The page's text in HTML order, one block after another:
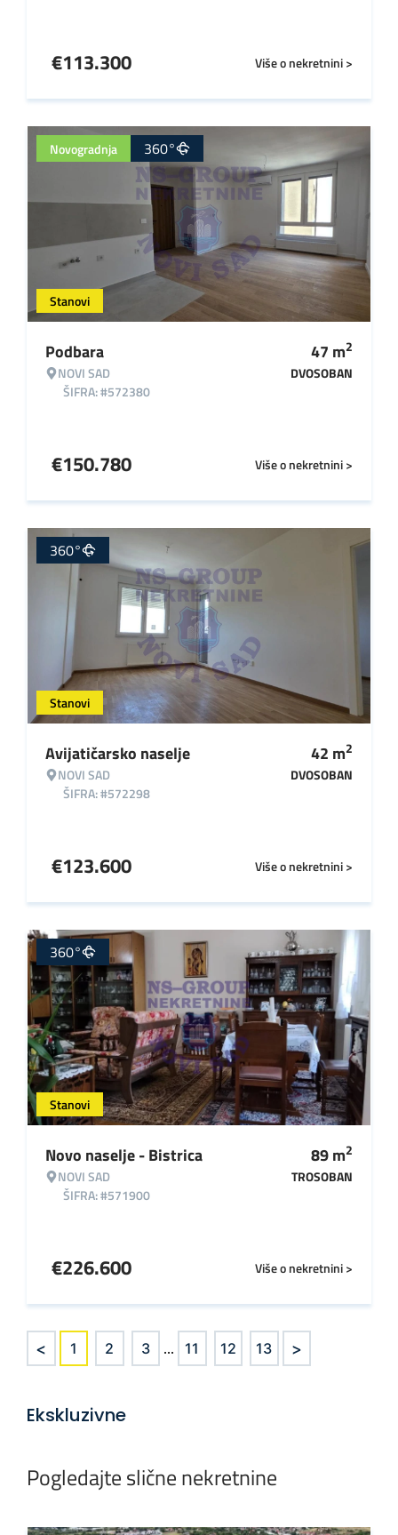
Više o nekretnini >
€113.300
Stanovi
Novogradnja 360°
Podbara
NOVI SAD
ŠIFRA: #572380
47 m2
DVOSOBAN
Više o nekretnini >
€150.780
Stanovi
360°
Avijatičarsko naselje
NOVI SAD
ŠIFRA: #572298
42 m2
DVOSOBAN
Više o nekretnini >
€123.600
Stanovi
360°
Novo naselje - Bistrica
NOVI SAD
ŠIFRA: #571900
89m2
TROSOBAN
Više o nekretnini >
€226.600
< 1 2 3 ... 11 12 13 >
Ekskluzivne
Pogledajte slične nekretnine